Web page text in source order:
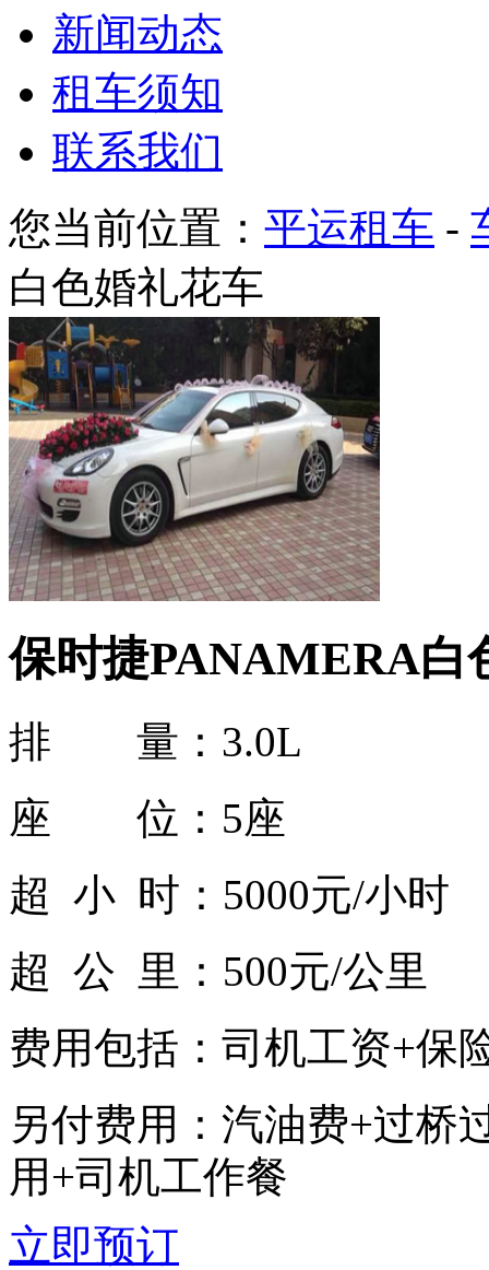
新闻动态
租车须知
联系我们
您当前位置： 平运租车 -
白色婚礼花车
保时捷PANAMERA白
排 量： 3.0L
座 位： 5座
超 小 时： 5000元/小时
超 公 里： 500元/公里
费用包括： 司机工资+保
另付费用： 汽油费+过桥
用+司机工作餐
立即预订